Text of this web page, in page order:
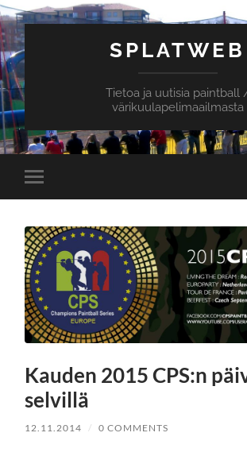
SPLATWEB
Tietoa ja uutisia paintball
värikuulapelimaailmasta
Toggle
mobile
Kauden 2015 CPS:n
selvillä
12.11.2014 / 0 COMMENTS